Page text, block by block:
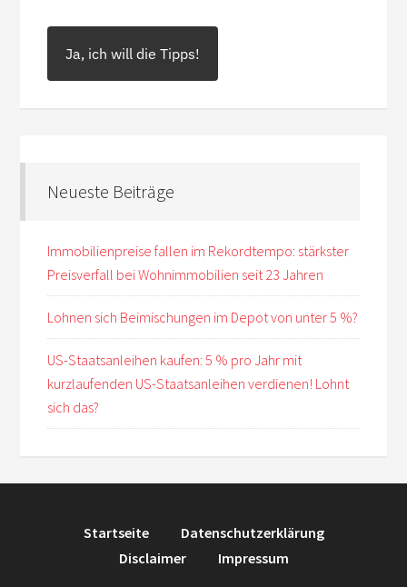
Ja, ich will die Tipps!
Neueste Beiträge
Immobilienpreise fallen im Rekordtempo: stärkster
Preisverfall bei Wohnimmobilien seit 23 Jahren
Lohnen sich Beimischungen im Depot von unter 5 %?
US-Staatsanleihen kaufen: 5 % pro Jahr mit
kurzlaufenden US-Staatsanleihen verdienen! Lohnt
sich das?
Startseite
Datenschutzerklärung
Disclaimer
Impressum